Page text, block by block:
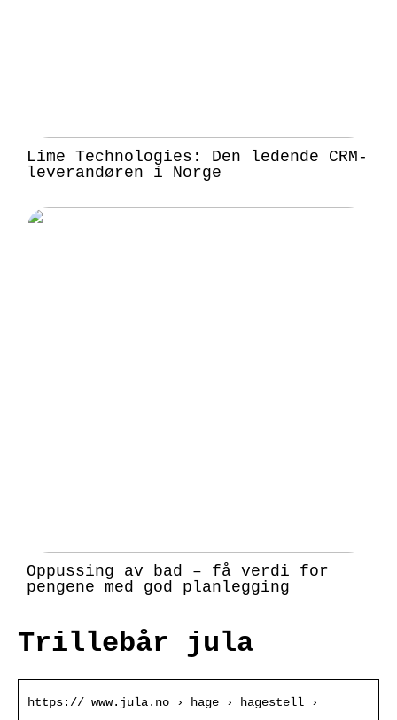
Lime Technologies: Den ledende CRM-
leverandøren i Norge
Oppussing av bad – få verdi for
pengene med god planlegging
Trillebår jula
https:// www.jula.no › hage › hagestell ›